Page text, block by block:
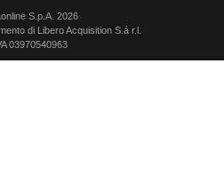
S.p.A. 2026
di Libero Acquisition S.á r.l.
03970540963